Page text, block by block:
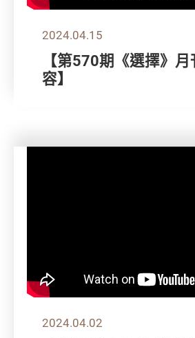
2024.04.15
【第570期《選擇》
容】
2024.04.02